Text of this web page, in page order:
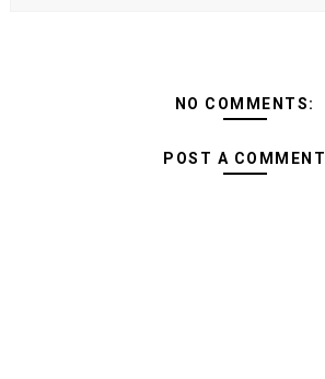
NO COMMENTS:
POST A COMMENT